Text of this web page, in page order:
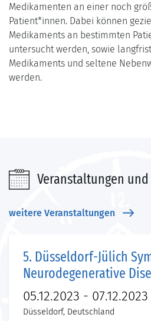
Medikamenten an einer noch
Patient*innen. Dabei können
Medikaments an bestimmten
untersucht werden, sowie
Medikaments und seltene
werden.
Veranstaltungen
weitere Veranstaltungen
5. Düsseldorf-Jülich
Neurodegenerative
05.12.2023 - 07.12.2023
Düsseldorf, Deutschland